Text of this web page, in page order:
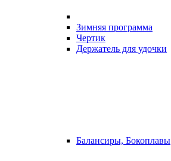
Зимняя программа
Чертик
Держатель для удочки
Балансиры, Бокоплавы